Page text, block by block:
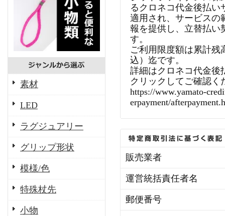
素材
LED
ラグジュアリー
グリップ形状
模様/色
特殊杖先
小物
るクロネコ代金後払い
適用され、サービスの
報を提供し、立替払い
す。
ご利用限度額は累計残
込）迄です。
詳細はクロネコ代金後
クリックしてご確認く
https://www.yamato-
erpayment/
販売業者
運営統括責任者名
郵便番号